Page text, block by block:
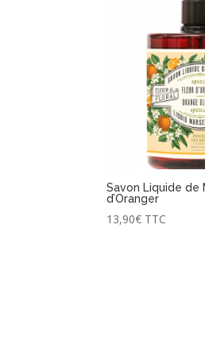
Savon Liquide de
d’Oranger
13,90€ TTC